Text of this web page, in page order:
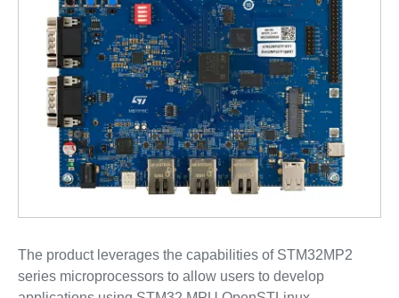
The product leverages the capabilities of STM32MP2
series microprocessors to allow users to develop